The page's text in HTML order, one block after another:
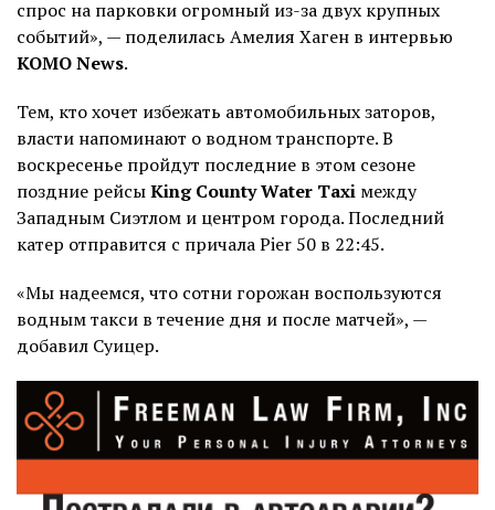
спрос на парковки огромный из-за двух крупных
событий», — поделилась Амелия Хаген в интервью
KOMO News.
Тем, кто хочет избежать автомобильных заторов,
власти напоминают о водном транспорте. В
воскресенье пройдут последние в этом сезоне
поздние рейсыKing County Water Taxi между
Западным Сиэтлом и центром города. Последний
катер отправится с причала Pier 50 в 22:45.
«Мы надеемся, что сотни горожан воспользуются
водным такси в течение дня и после матчей», —
добавил Суицер.